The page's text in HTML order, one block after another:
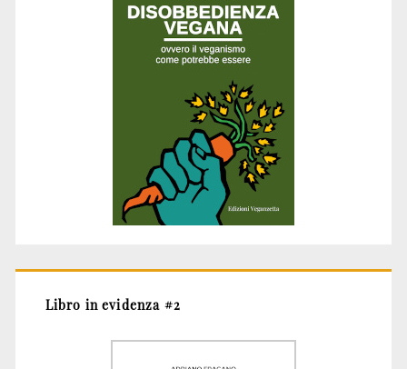
Libro in evidenza #2